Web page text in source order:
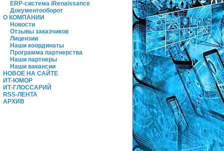
ERP-система iRenaissance
Документооборот
О КОМПАНИИ
Новости
Отзывы заказчиков
Лицензии
Наши координаты
Программа партнерства
Наши партнеры
Наши вакансии
НОВОЕ НА САЙТЕ
ИТ-ЮМОР
ИТ-ГЛОССАРИЙ
RSS-ЛЕНТА
АРХИВ